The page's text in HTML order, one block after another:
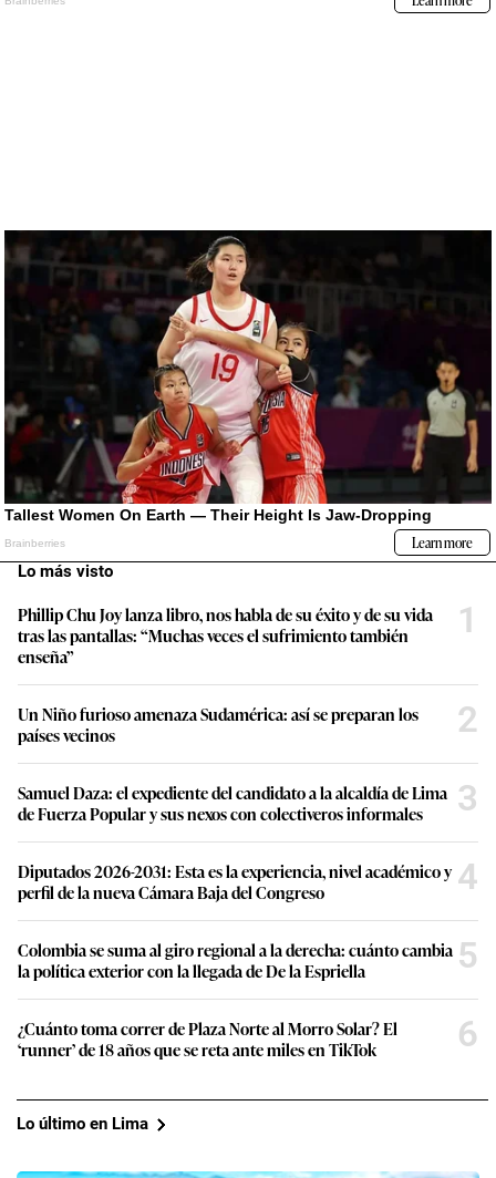
Lo más visto
Phillip Chu Joy lanza libro, nos habla de su éxito y de su vida
tras las pantallas: “Muchas veces el sufrimiento también
enseña”
1
Un Niño furioso amenaza Sudamérica: así se preparan los
países vecinos
2
Samuel Daza: el expediente del candidato a la alcaldía de Lima
de Fuerza Popular y sus nexos con colectiveros informales
3
Diputados 2026-2031: Esta es la experiencia, nivel académico y
perfil de la nueva Cámara Baja del Congreso
4
Colombia se suma al giro regional a la derecha: cuánto cambia
la política exterior con la llegada de De la Espriella
5
¿Cuánto toma correr de Plaza Norte al Morro Solar? El
‘runner’ de 18 años que se reta ante miles en TikTok
6
Lo último en Lima